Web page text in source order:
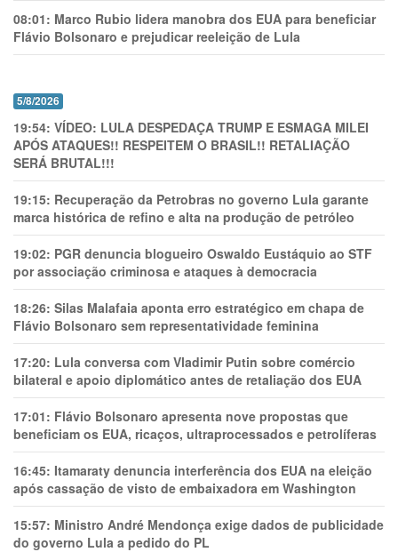
08:01: Marco Rubio lidera manobra dos EUA para beneficiar
Flávio Bolsonaro e prejudicar reeleição de Lula
5/8/2026
19:54: VÍDEO: LULA DESPEDAÇA TRUMP E ESMAGA MILEI
APÓS ATAQUES!! RESPEITEM O BRASIL!! RETALIAÇÃO
SERÁ BRUTAL!!!
19:15: Recuperação da Petrobras no governo Lula garante
marca histórica de refino e alta na produção de petróleo
19:02: PGR denuncia blogueiro Oswaldo Eustáquio ao STF
por associação criminosa e ataques à democracia
18:26: Silas Malafaia aponta erro estratégico em chapa de
Flávio Bolsonaro sem representatividade feminina
17:20: Lula conversa com Vladimir Putin sobre comércio
bilateral e apoio diplomático antes de retaliação dos EUA
17:01: Flávio Bolsonaro apresenta nove propostas que
beneficiam os EUA, ricaços, ultraprocessados e petrolíferas
16:45: Itamaraty denuncia interferência dos EUA na eleição
após cassação de visto de embaixadora em Washington
15:57: Ministro André Mendonça exige dados de publicidade
do governo Lula a pedido do PL